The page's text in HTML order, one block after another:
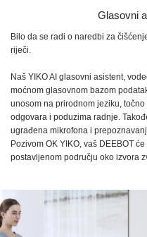
Glasovni
Bilo da se radi o naredbi za
riječi.
Naš YIKO AI glasovni asistent,
moćnom glasovnom bazom
unosom na prirodnom jeziku,
odgovara i poduzima radnje.
ugrađena mikrofona i
Pozivom OK YIKO, vaš DEEBOT
postavljenom području oko izvora